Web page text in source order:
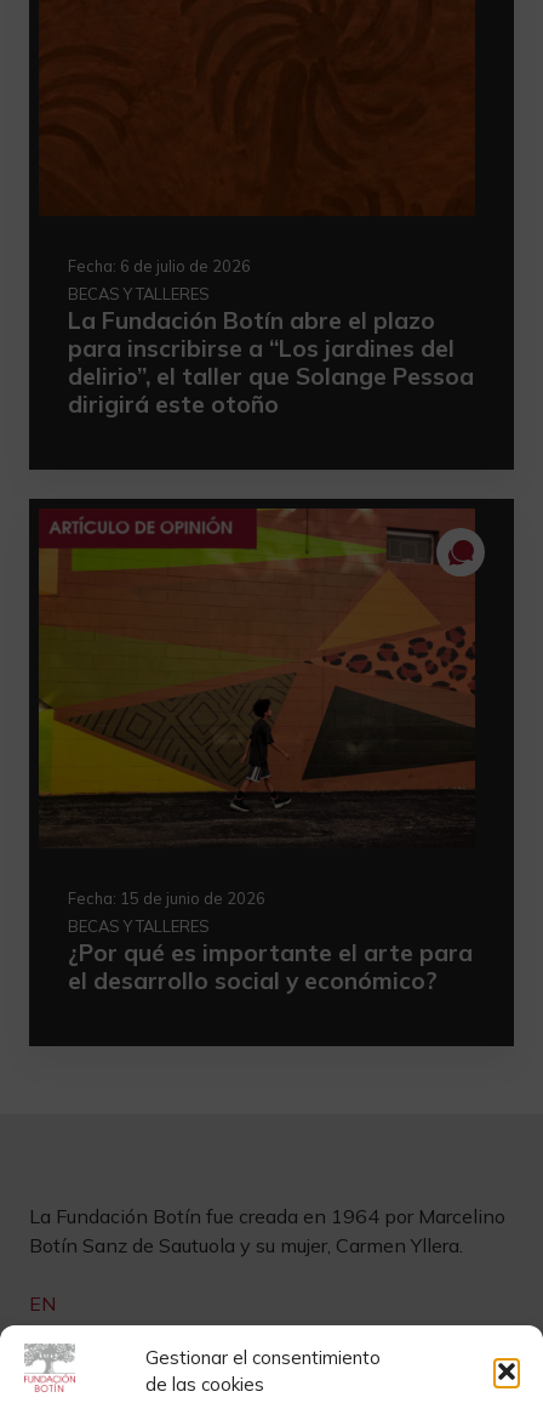
Gestionar el consentimiento
de las cookies
Fecha: 6 de julio de 2026
BECAS Y TALLERES
La Fundación Botín abre el plazo
para inscribirse a “Los jardines del
delirio”, el taller que Solange Pessoa
dirigirá este otoño
Fecha: 15 de junio de 2026
BECAS Y TALLERES
¿Por qué es importante el arte para
el desarrollo social y económico?
La Fundación Botín fue creada en 1964 por Marcelino
Botín Sanz de Sautuola y su mujer, Carmen Yllera.
EN
Links de interés